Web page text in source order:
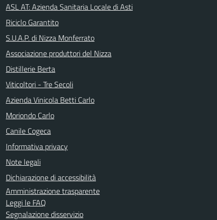
ASL AT: Azienda Sanitaria Locale di Asti
Riciclo Garantito
S.U.A.P. di Nizza Monferrato
Associazione produttori del Nizza
Distillerie Berta
Viticoltori - Tre Secoli
Azienda Vinicola Betti Carlo
Moriondo Carlo
Canile Cogeca
Informativa privacy
Note legali
Dichiarazione di accessibilità
Amministrazione trasparente
Leggi le FAQ
Segnalazione disservizio